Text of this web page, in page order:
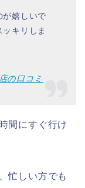
が嬉しいで
キリしま
の口コミ
間にすぐ行け
忙しい方でも